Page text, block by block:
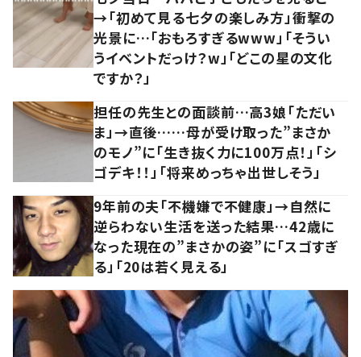
→「初めて見る七夕の楽しみ方」衝撃の
光景に…「おもろすぎるwww」「そうい
うイベントだっけ？w」「どこの星の文化
ですか？」
担任の先生との面談前…高3娘「ただい
ま」→直後……母が受け取った”まさか
のモノ”に「生き抜く力に100万点！」「シ
ゴデキ！！」「将来めっちゃ出世しそう」
9年前の夫「不機嫌で不健康」→自然に
逆らわない生活を送った結果…42歳に
なった現在の”まさかの姿”に「スゴすぎ
る」「20は若く見える」